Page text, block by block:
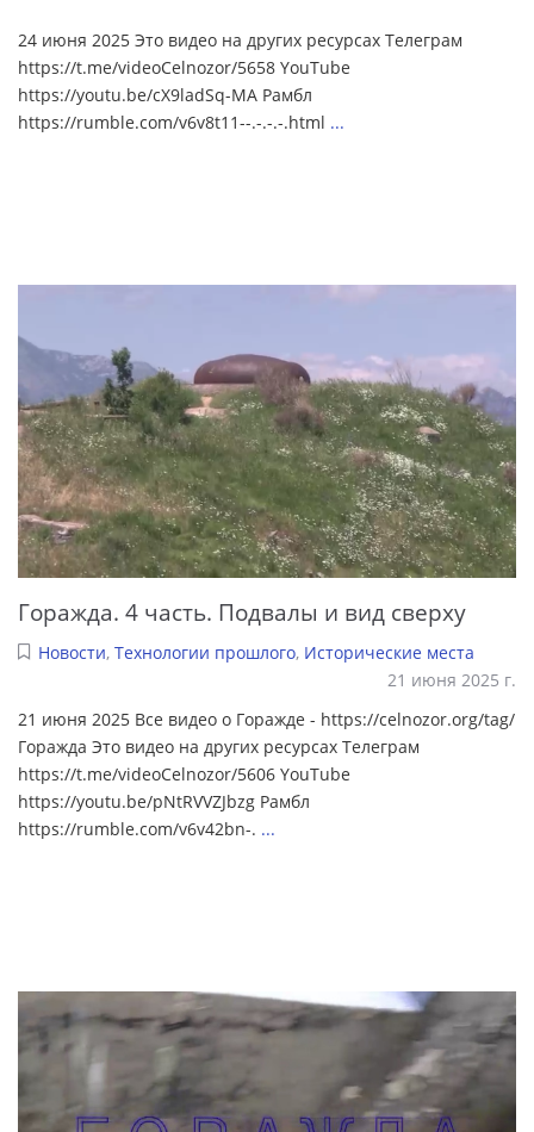
24 июня 2025 Это видео на других ресурсах Телеграм
https://t.me/videoCelnozor/5658 YouTube
https://youtu.be/cX9ladSq-MA Рамбл
https://rumble.com/v6v8t11--.-.-.-.html ...
Горажда. 4 часть. Подвалы и вид сверху
Новости, Технологии прошлого, Исторические места
21 июня 2025 г.
21 июня 2025 Все видео о Горажде - https://celnozor.org/tag/
Горажда Это видео на других ресурсах Телеграм
https://t.me/videoCelnozor/5606 YouTube
https://youtu.be/pNtRVVZJbzg Рамбл
https://rumble.com/v6v42bn-. ...